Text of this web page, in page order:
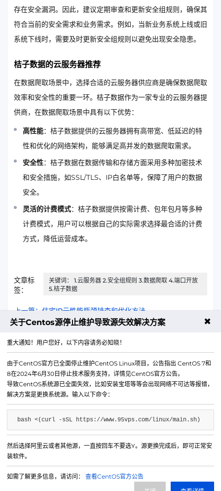
存在安全漏洞。因此，建议定期审查和更新安全组规则，确保其
符合当前的安全需求和业务需求。例如，当新业务系统上线或旧
系统下线时，需要及时更新安全组规则以避免出现安全隐患。
桔子数据的云服务器推荐
在数据爬取场景中，选择合适的云服务器供应商是确保数据爬取
效率和安全性的重要一环。桔子数据作为一家专业的云服务器提
供商，在数据爬取场景中具有以下优势：
高性能：桔子数据提供的云服务器拥有高带宽、低延迟的特
性和优化的网络架构，能够满足高并发的数据爬取需求。
安全性：桔子数据在数据传输和存储方面采用多种加密技术
和安全措施，如SSL/TLS、IP白名单等，保障了用户的数据
安全。
灵活的计费模式：桔子数据提供按需计费、包年包月等多种
计费模式，用户可以根据自己的实际需求选择最合适的计费
方式，降低运营成本。
文章标
签：
关键词： 1.云服务器 2.安全组规则 3.数据爬取 4.端口开放
5.桔子数据
上一篇：住宅IP云性能瓶颈排查和优化方法
微信公众号
IDC/ISP证号 B1-20214840
关于Centos源停止维护导致源失效解决方案 ✖
重大通知！用户您好，以下内容请务必知晓！
由于CentOS官方已全面停止维护CentOS Linux项目，公告指出 CentOS 7和
8在2024年6月30日停止技术服务支持，详情见CentOS官方公告。
导致CentOS系统源已全面失效，比如安装宝塔等等会出现网络不可达等报错，
解决方案是更换系统源。输入以下命令：
bash <(curl -sSL https://www.95vps.com/linux/main.sh)
然后选择阿里云或者其他源，一直按回车不要选Y。源更换完成后，即可正常安
装软件。
如需了解更多信息，请访问： 查看CentOS官方公告